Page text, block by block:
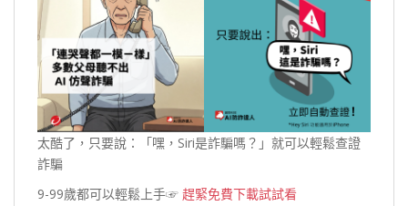
太酷了，只要說：「嘿，Siri是詐騙嗎？」就可以輕鬆查證
詐騙
9-99歲都可以輕鬆上手☞ 趕緊免費下載試試看